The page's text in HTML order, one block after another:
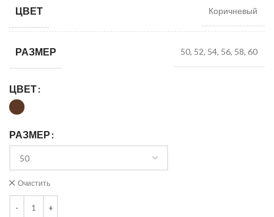
ЦВЕТ Коричневый
РАЗМЕР 50, 52, 54, 56, 58, 60
ЦВЕТ
РАЗМЕР
Очистить